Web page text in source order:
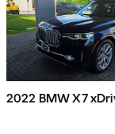
2022 BMW X7